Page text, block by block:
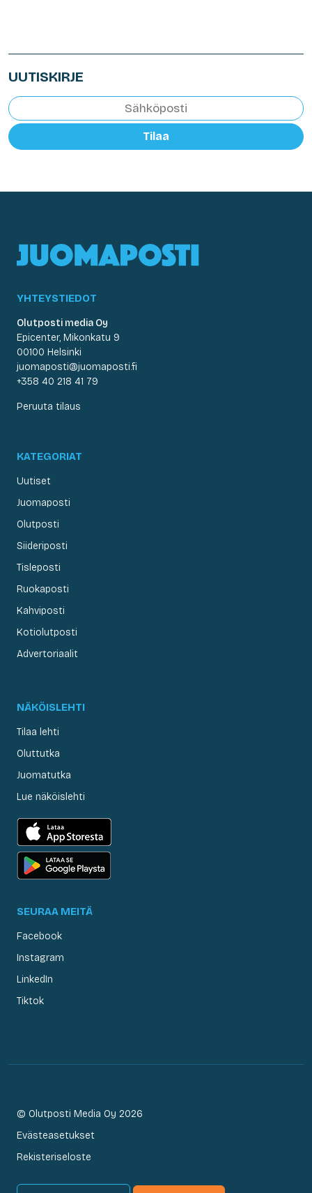
UUTISKIRJE
Tilaa
YHTEYSTIEDOT
Olutposti media Oy
Epicenter, Mikonkatu 9
00100 Helsinki
juomaposti@juomaposti.fi
+358 40 218 41 79
Peruuta tilaus
KATEGORIAT
Uutiset
Juomaposti
Olutposti
Siideriposti
Tisleposti
Ruokaposti
Kahviposti
Kotiolutposti
Advertoriaalit
NÄKÖISLEHTI
Tilaa lehti
Oluttutka
Juomatutka
Lue näköislehti
SEURAA MEITÄ
Facebook
Instagram
LinkedIn
Tiktok
© Olutposti Media Oy 2026
Evästeasetukset
Rekisteriseloste